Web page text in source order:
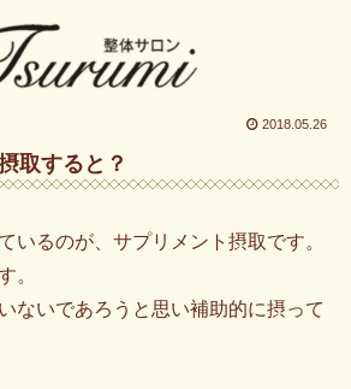
2018.05.26
取すると？
いるのが、サプリメント摂取です。
。
ないであろうと思い補助的に摂って